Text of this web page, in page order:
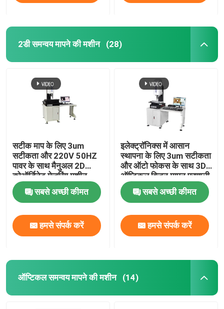
2डी समन्वय मापने की मशीन (28)
सटीक माप के लिए 3um
सटीकता और 220V 50HZ
पावर के साथ मैनुअल 2D
कोऑर्डिनेट मेजरिंग मशीन
सबसे अच्छी कीमत
हमसे संपर्क करें
इलेक्ट्रॉनिक्स में आसान
स्थापना के लिए 3um सटीकता
और ऑटो फोकस के साथ 3D
ऑप्टिकल विजन मापन प्रणाली
सबसे अच्छी कीमत
हमसे संपर्क करें
ऑप्टिकल समन्वय मापने की मशीन (14)